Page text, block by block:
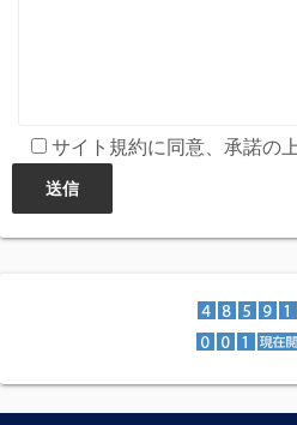
サイト規約に同意、承諾の